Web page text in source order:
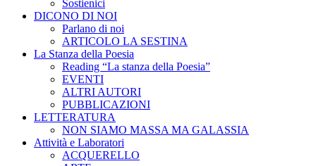
Sostienici
DICONO DI NOI
Parlano di noi
ARTICOLO LA SESTINA
La Stanza della Poesia
Reading “La stanza della Poesia”
EVENTI
ALTRI AUTORI
PUBBLICAZIONI
LETTERATURA
NON SIAMO MASSA MA GALASSIA
Attività e Laboratori
ACQUERELLO